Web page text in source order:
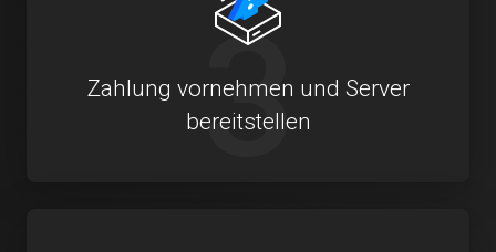
3
Zahlung vornehmen und Server
bereitstellen